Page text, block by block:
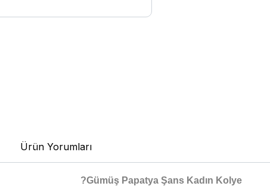
Ürün Yorumları
?Gümüş Papatya Şans Kadın Kolye